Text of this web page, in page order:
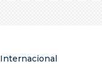
Internacional